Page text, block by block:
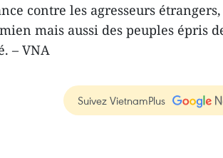
contre les agresseurs
mais aussi des peuples épris
– VNA
Suivez VietnamPlus